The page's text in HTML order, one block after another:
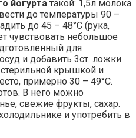
йогурта такой: 1,5л молока
до температуры 90 –
до 45 – 48°С (рука,
чувствовать небольшое
для
и добавить 3ст. ложки
крышкой и
примерно 30 – 49°С.
В него можно
свежие фрукты, сахар.
и употребить в